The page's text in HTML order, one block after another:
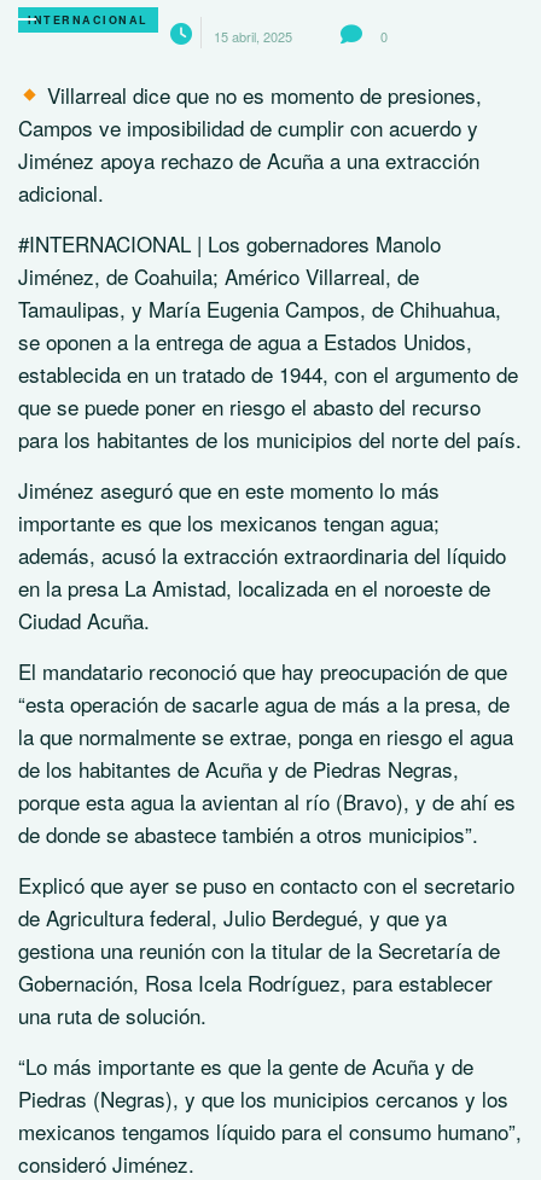
INTERNACIONAL
15 abril, 2025 0
Villarreal dice que no es momento de presiones,
Campos ve imposibilidad de cumplir con acuerdo y
Jiménez apoya rechazo de Acuña a una extracción
adicional.
#INTERNACIONAL | Los gobernadores Manolo
Jiménez, de Coahuila; Américo Villarreal, de
Tamaulipas, y María Eugenia Campos, de Chihuahua,
se oponen a la entrega de agua a Estados Unidos,
establecida en un tratado de 1944, con el argumento de
que se puede poner en riesgo el abasto del recurso
para los habitantes de los municipios del norte del país.
Jiménez aseguró que en este momento lo más
importante es que los mexicanos tengan agua;
además, acusó la extracción extraordinaria del líquido
en la presa La Amistad, localizada en el noroeste de
Ciudad Acuña.
El mandatario reconoció que hay preocupación de que
“esta operación de sacarle agua de más a la presa, de
la que normalmente se extrae, ponga en riesgo el agua
de los habitantes de Acuña y de Piedras Negras,
porque esta agua la avientan al río (Bravo), y de ahí es
de donde se abastece también a otros municipios”.
Explicó que ayer se puso en contacto con el secretario
de Agricultura federal, Julio Berdegué, y que ya
gestiona una reunión con la titular de la Secretaría de
Gobernación, Rosa Icela Rodríguez, para establecer
una ruta de solución.
“Lo más importante es que la gente de Acuña y de
Piedras (Negras), y que los municipios cercanos y los
mexicanos tengamos líquido para el consumo humano”,
consideró Jiménez.